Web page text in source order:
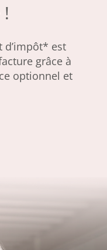
d’impôt* est
grâce à
optionnel et